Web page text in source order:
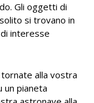
Gli oggetti di
si trovano in
interesse
alla vostra
un pianeta